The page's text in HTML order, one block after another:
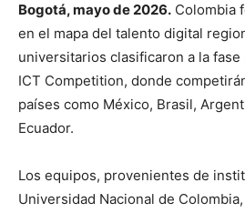
Bogotá, mayo de 2026. Colombia
en el mapa del talento digital
universitarios clasificaron a la
ICT Competition, donde
países como México, Brasil,
Ecuador.
Los equipos, provenientes de
Universidad Nacional de